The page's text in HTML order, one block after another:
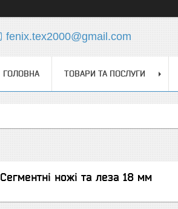
fenix.tex2000@gmail.com
ГОЛОВНА ТОВАРИ ТА ПОСЛУГИ
Сегментні ножі та леза 18 мм